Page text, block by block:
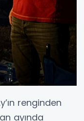
renginden
ayında